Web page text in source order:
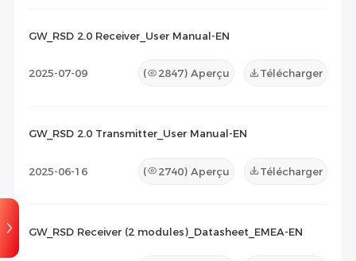
GW_RSD 2.0 Receiver_User Manual-EN
2025-07-09 ( 2847) Aperçu Télécharger
GW_RSD 2.0 Transmitter_User Manual-EN
2025-06-16 ( 2740) Aperçu Télécharger
GW_RSD Receiver (2 modules)_Datasheet_EMEA-EN